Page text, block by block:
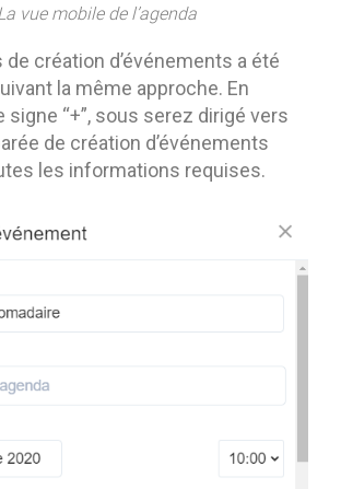
vue mobile de l’agenda
création d’événements a été
la même approche. En
signe “+”, sous serez dirigé vers
de création d’événements
les informations requises.